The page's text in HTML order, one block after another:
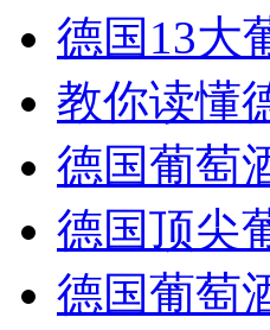
德国13大
教你读懂
德国葡萄
德国顶尖
德国葡萄